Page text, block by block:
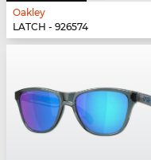
Oakley
LATCH - 926574